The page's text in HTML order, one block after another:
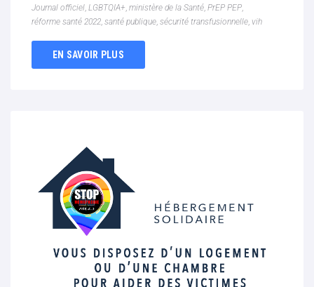
Journal officiel, LGBTQIA+, ministère de la Santé, PrEP PEP,
réforme santé 2022, santé publique, sécurité transfusionnelle, vih
EN SAVOIR PLUS